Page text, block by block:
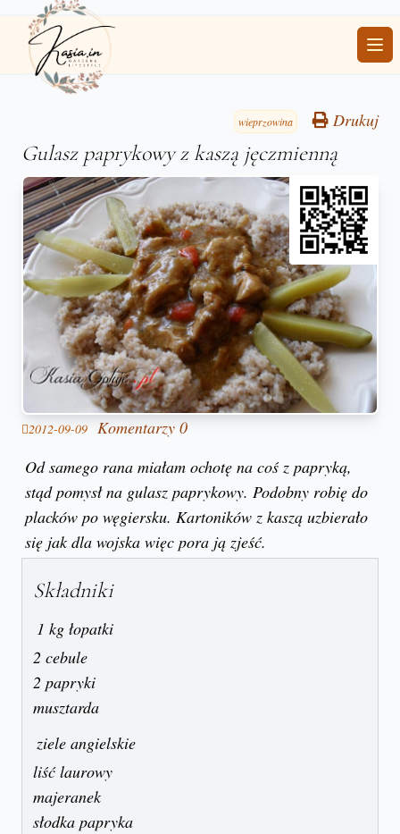
wieprzowina Drukuj
Gulasz paprykowy z kaszą jęczmienną
2012-09-09 Komentarzy 0
Od samego rana miałam ochotę na coś z papryką,
stąd pomysł na gulasz paprykowy. Podobny robię do
placków po węgiersku. Kartoników z kaszą uzbierało
się jak dla wojska więc pora ją zjeść.
Składniki
1 kg łopatki
2 cebule
2 papryki
musztarda
ziele angielskie
liść laurowy
majeranek
słodka papryka